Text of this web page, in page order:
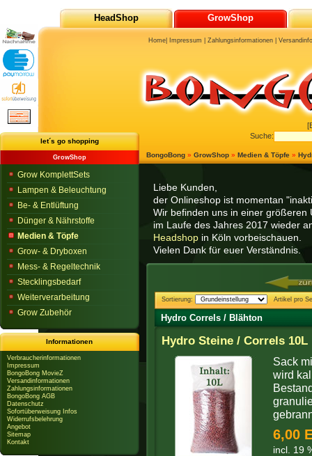
Liebe Kunden,
der Onlineshop ist momentan
Wir befinden uns in einer größeren
im Laufe des Jahres 2017 wieder
Headshop in Köln vorbeischauen.
Vielen Dank für euer Verständnis.
Sortierung: Artikel pro
Hydro Correls / Blähton
Hydro Steine / Correls 10L
Sack
wird
6,00
incl. 19
BongoBong » GrowShop » Medien & Töpfe »
let´s go shopping
GrowShop
Grow KomplettSets
Lampen & Beleuchtung
Be- & Entlüftung
Dünger & Nährstoffe
Medien & Töpfe
Grow- & Dryboxen
Mess- & Regeltechnik
Stecklingsbedarf
Weiterverarbeitung
Grow Zubehör
Informationen
Verbraucherinformationen
Impressum
BongoBong MovieZ
Versandinformationen
Zahlungsinformationen
BongoBong AGB
Datenschutz
Sofortüberweisung Infos
Widerrufsbelehrung
Angebot
Sitemap
Kontakt
HeadShop GrowShop
Suche:
Home Impressum |Zahlungsinformationen |